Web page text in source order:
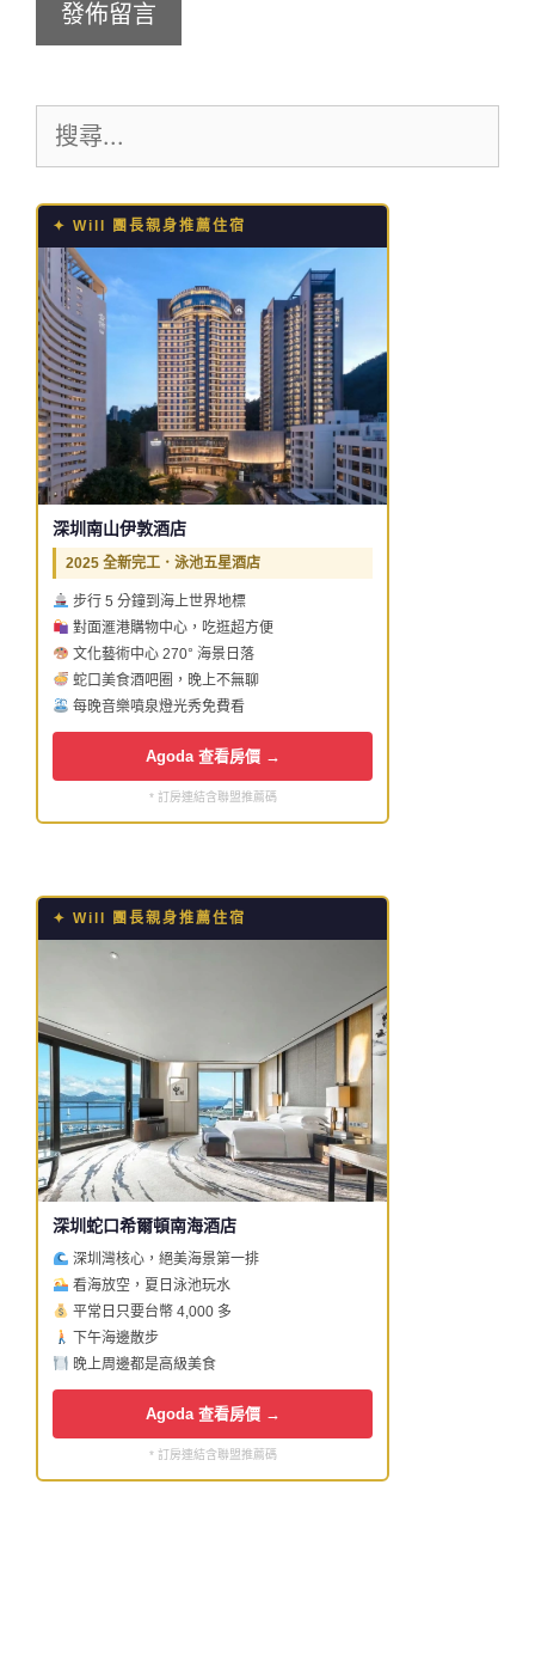
網
址
✦ Will 團長親身推薦住宿
深圳南山伊敦酒店
2025 全新完工．泳池五星酒店
步行 5 分鐘到海上世界地標
對面滙港購物中心，吃逛超方便
文化藝術中心 270° 海景日落
蛇口美食酒吧圈，晚上不無聊
每晚音樂噴泉燈光秀免費看
Agoda 查看房價 →
* 訂房連結含聯盟推薦碼
✦ Will 團長親身推薦住宿
深圳蛇口希爾頓南海酒店
深圳灣核心，絕美海景第一排
看海放空，夏日泳池玩水
平常日只要台幣 4,000 多
下午海邊散步
晚上周邊都是高級美食
Agoda 查看房價 →
* 訂房連結含聯盟推薦碼